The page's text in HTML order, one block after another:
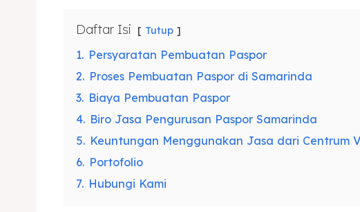
Daftar Isi Tutup
1. Persyaratan Pembuatan Paspor
2. Proses Pembuatan Paspor di Samarinda
3. Biaya Pembuatan Paspor
4. Biro Jasa Pengurusan Paspor Samarinda
5. Keuntungan Menggunakan Jasa dari Centrum
6. Portofolio
7. Hubungi Kami